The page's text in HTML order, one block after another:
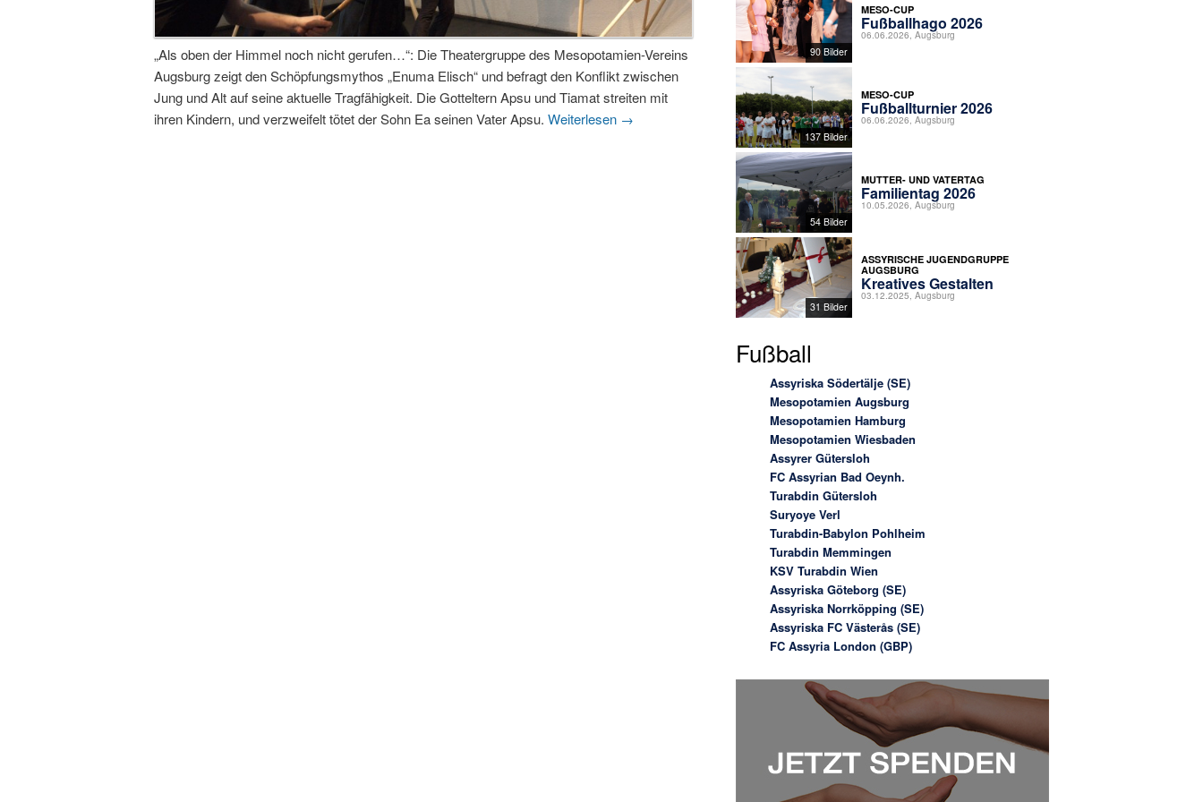
„Als oben der Himmel noch nicht gerufen…“: Die Theatergruppe des Mesopotamien-Vereins
Augsburg zeigt den Schöpfungsmythos „Enuma Elisch“ und befragt den Konflikt zwischen
Jung und Alt auf seine aktuelle Tragfähigkeit. Die Gotteltern Apsu und Tiamat streiten mit
ihren Kindern, und verzweifelt tötet der Sohn Ea seinen Vater Apsu. Weiterlesen →
90 Bilder
MESO-CUP
Fußballhago 2026
06.06.2026, Augsburg
137 Bilder
MESO-CUP
Fußballturnier 2026
06.06.2026, Augsburg
54 Bilder
MUTTER- UND VATERTAG
Familientag 2026
10.05.2026, Augsburg
31 Bilder
ASSYRISCHE JUGENDGRUPPE
AUGSBURG
Kreatives Gestalten
03.12.2025, Augsburg
Fußball
Assyriska Södertälje (SE)
Mesopotamien Augsburg
Mesopotamien Hamburg
Mesopotamien Wiesbaden
Assyrer Gütersloh
FC Assyrian Bad Oeynh.
Turabdin Gütersloh
Suryoye Verl
Turabdin-Babylon Pohlheim
Turabdin Memmingen
KSV Turabdin Wien
Assyriska Göteborg (SE)
Assyriska Norrköpping (SE)
Assyriska FC Västerås (SE)
FC Assyria London (GBP)